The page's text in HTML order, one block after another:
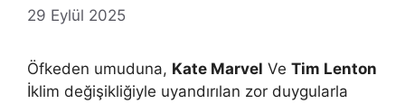
29 Eylül 2025
Öfkeden umuduna, Kate Marvel Ve Tim Lenton
İklim değişikliğiyle uyandırılan zor duygularla